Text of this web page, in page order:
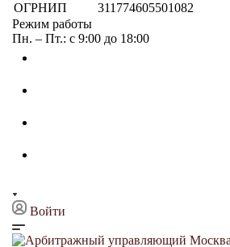
ОГРНИП
311774605501082
Режим работы
Пн. – Пт.: с 9:00 до 18:00
Войти